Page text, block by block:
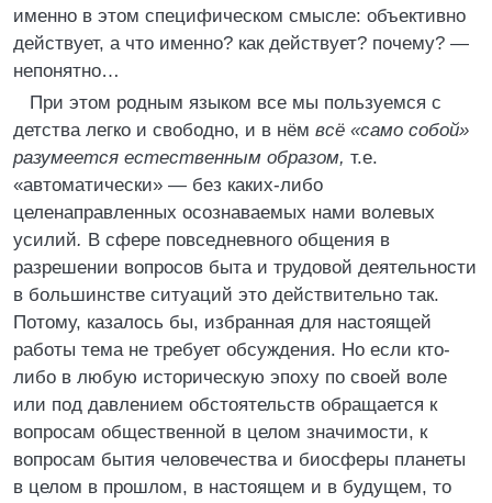
именно в этом специфическом смысле: объективно
действует, а что именно? как действует? почему? —
непонятно…
При этом родным языком все мы пользуемся с
детства легко и свободно, и в нём всё «само собой»
разумеется естественным образом, т.е.
«автоматически» — без каких-либо
целенаправленных осознаваемых нами волевых
усилий. В сфере повседневного общения в
разрешении вопросов быта и трудовой деятельности
в большинстве ситуаций это действительно так.
Потому, казалось бы, избранная для настоящей
работы тема не требует обсуждения. Но если кто-
либо в любую историческую эпоху по своей воле
или под давлением обстоятельств обращается к
вопросам общественной в целом значимости, к
вопросам бытия человечества и биосферы планеты
в целом в прошлом, в настоящем и в будущем, то